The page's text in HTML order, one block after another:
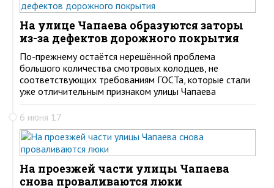
На улице Чапаева образуются заторы
из-за дефектов дорожного покрытия
По-прежнему остаётся нерешённой проблема
большого количества смотровых колодцев, не
соответствующих требованиям ГОСТа, которые стали
уже отличительным признаком улицы Чапаева
6 июня 17
На проезжей части улицы Чапаева
снова проваливаются люки